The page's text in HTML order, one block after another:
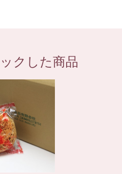
クした商品